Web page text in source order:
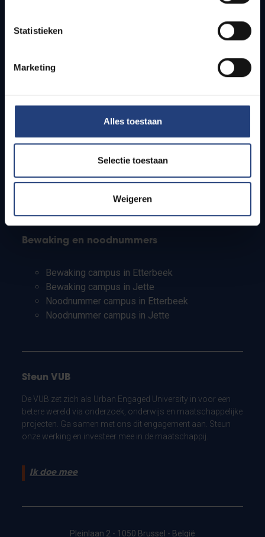
Statistieken
Marketing
Alles toestaan
Selectie toestaan
Weigeren
Bereikbaarheid
Studenten
PhD-studenten
Leerkrachten en secundaire scholen
Bewaking en noodnummers
Bewaking campus in Etterbeek
Bewaking campus in Jette
Noodnummer campus in Etterbeek
Noodnummer campus in Jette
Steun VUB
De VUB zet zich als Urban Engaged University in voor een
betere wereld via onderzoek, onderwijs en maatschappelijke
projecten. Ga samen met ons dit engagement aan. Steun
onze werking en investeer mee in de maatschappij.
Ik doe mee
Pleinlaan 2 - 1050 Brussel - België